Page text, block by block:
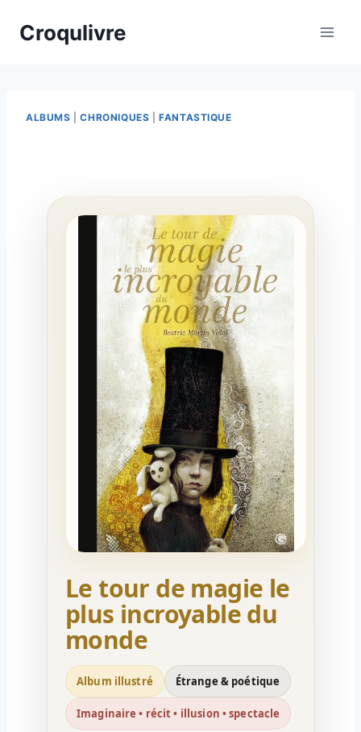
Croqulivre
ALBUMS |CHRONIQUES |FANTASTIQUE
Le tour de magie le
plus incroyable du
monde
Album illustré Étrange & poétique
Imaginaire • récit • illusion • spectacle